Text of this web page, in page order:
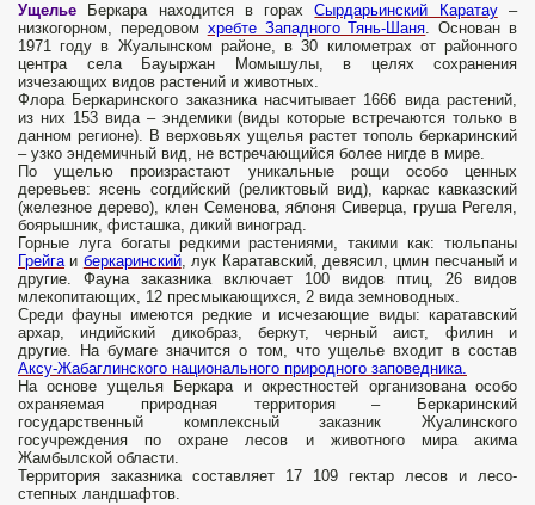
Ущелье Беркара находится в горахСырдарьинский Каратау–
низкогорном, передовом хребте Западного Тянь-Шаня. Основан в
1971 году в Жуалынском районе, в 30 километрах от районного
центра села Бауыржан Момышулы, в целях сохранения
изчезающих видов растений и животных.
Флора Беркаринского заказника насчитывает 1666 вида растений,
из них 153 вида – эндемики (виды которые встречаются только в
данном регионе). В верховьях ущелья растет тополь беркаринский
– узко эндемичный вид, не встречающийся более нигде в мире.
По ущелью произрастают уникальные рощи особо ценных
деревьев: ясень согдийский (реликтовый вид), каркас кавказский
(железное дерево), клен Семенова, яблоня Сиверца, груша Регеля,
боярышник, фисташка, дикий виноград.
Горные луга богаты редкими растениями, такими как: тюльпаны
Грейгаи беркаринский, лук Каратавский, девясил, цмин песчаный и
другие. Фауна заказника включает 100 видов птиц, 26 видов
млекопитающих, 12 пресмыкающихся, 2 вида земноводных.
Среди фауны имеются редкие и исчезающие виды: каратавский
архар, индийский дикобраз, беркут, черный аист, филин и
другие. На бумаге значится о том, что ущелье входит в состав
Аксу-Жабаглинского национального природного заповедника.
На основе ущелья Беркара и окрестностей организована особо
охраняемая природная территория – Беркаринский
государственный комплексный заказник Жуалинского
госучреждения по охране лесов и животного мира акима
Жамбылской области.
Территория заказника составляет 17 109 гектар лесов и лесо-
степных ландшафтов.